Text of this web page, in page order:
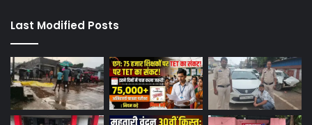
Last Modified Posts